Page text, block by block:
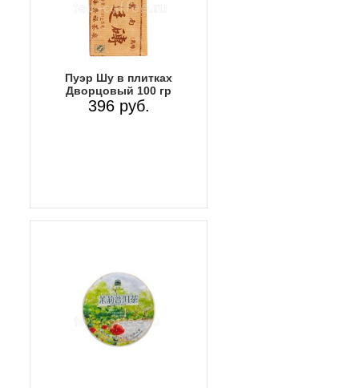
Пуэр Шу в плитках
Дворцовый 100 гр
396 руб.